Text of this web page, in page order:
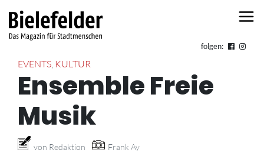
folgen:
EVENTS, KULTUR
Ensemble Freie
Musik
von Redaktion Frank Ay